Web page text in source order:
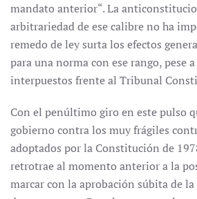
mandato anterior“. La
arbitrariedad de ese calibre no ha
remedo de ley surta los efectos
para una norma con ese rango, pese
interpuestos frente al Tribunal
Con el penúltimo giro en este pulso
gobierno contra los muy frágiles
adoptados por la Constitución de
retrotrae al momento anterior a la
marcar con la aprobación súbita de la